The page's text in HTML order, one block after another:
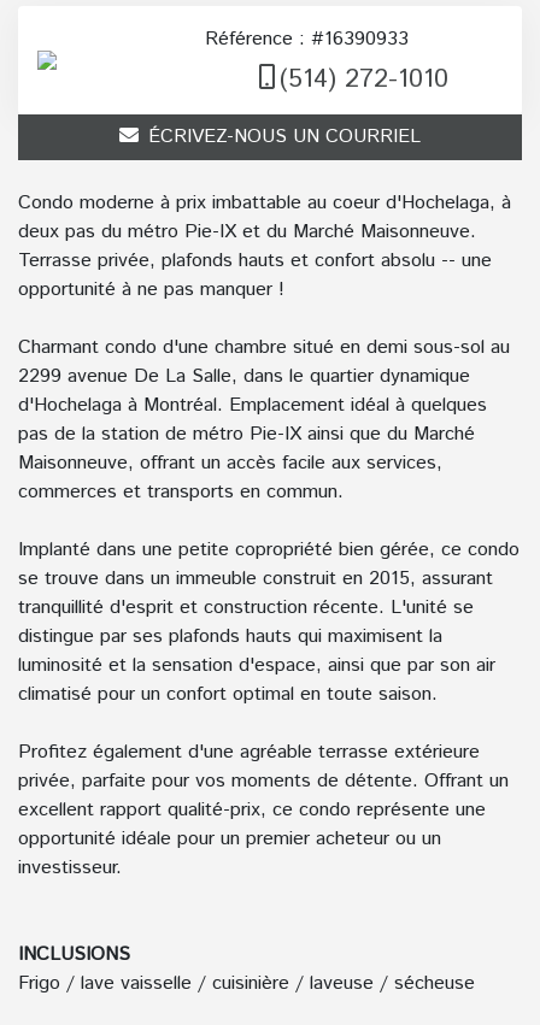
Référence : #16390933
(514) 272-1010
ÉCRIVEZ-NOUS UN COURRIEL
Condo moderne à prix imbattable au coeur d'Hochelaga, à
deux pas du métro Pie-IX et du Marché Maisonneuve.
Terrasse privée, plafonds hauts et confort absolu -- une
opportunité à ne pas manquer !
Charmant condo d'une chambre situé en demi sous-sol au
2299 avenue De La Salle, dans le quartier dynamique
d'Hochelaga à Montréal. Emplacement idéal à quelques
pas de la station de métro Pie-IX ainsi que du Marché
Maisonneuve, offrant un accès facile aux services,
commerces et transports en commun.
Implanté dans une petite copropriété bien gérée, ce condo
se trouve dans un immeuble construit en 2015, assurant
tranquillité d'esprit et construction récente. L'unité se
distingue par ses plafonds hauts qui maximisent la
luminosité et la sensation d'espace, ainsi que par son air
climatisé pour un confort optimal en toute saison.
Profitez également d'une agréable terrasse extérieure
privée, parfaite pour vos moments de détente. Offrant un
excellent rapport qualité-prix, ce condo représente une
opportunité idéale pour un premier acheteur ou un
investisseur.
INCLUSIONS
Frigo / lave vaisselle / cuisinière / laveuse / sécheuse